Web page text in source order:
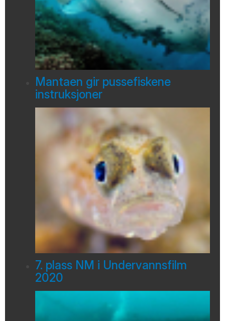
Mantaen gir pussefiskene
instruksjoner
7. plass NM i Undervannsfilm
2020